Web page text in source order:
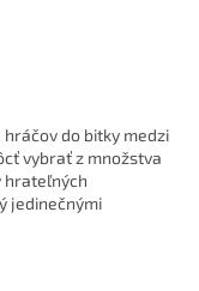
do bitky medzi
vybrať z množstva
hrateľných
jedinečnými